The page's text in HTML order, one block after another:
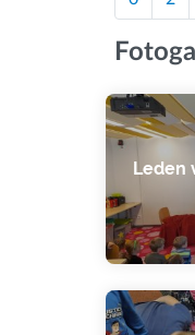
Leden